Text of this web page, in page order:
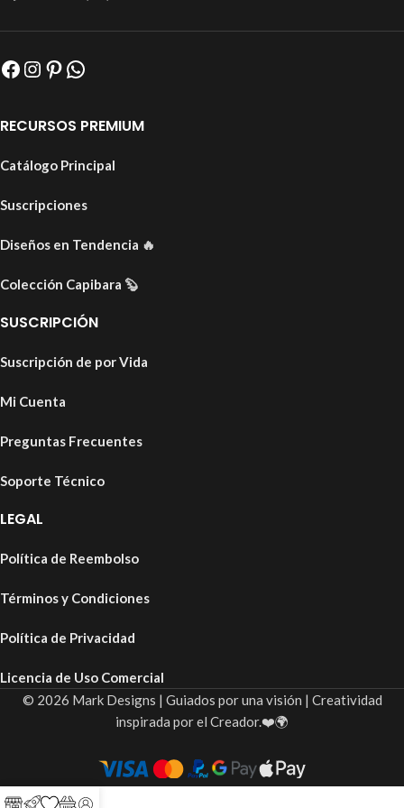
RECURSOS PREMIUM
Catálogo Principal
Suscripciones
Diseños en Tendencia 🔥
Colección Capibara 🦫
SUSCRIPCIÓN
Suscripción de por Vida
Mi Cuenta
Preguntas Frecuentes
Soporte Técnico
LEGAL
Política de Reembolso
Términos y Condiciones
Política de Privacidad
Licencia de Uso Comercial
© 2026 Mark Designs | Guiados por una visión | Creatividad
inspirada por el Creador.❤️🌍